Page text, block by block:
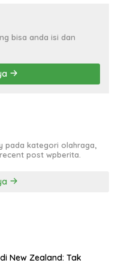
bisa anda isi dan
pada kategori olahraga,
post wpberita.
New Zealand: Tak